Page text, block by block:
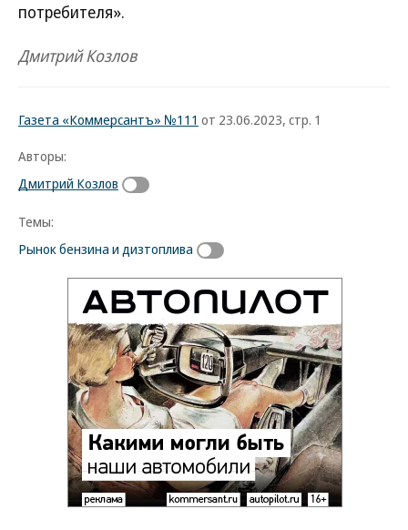
потребителя».
Дмитрий Козлов
Газета «Коммерсантъ» №111 от 23.06.2023, стр. 1
Авторы:
Дмитрий Козлов
Темы:
Рынок бензина и дизтоплива